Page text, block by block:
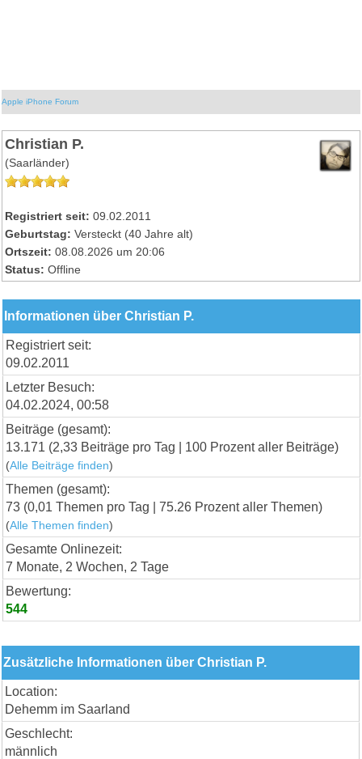
Apple iPhone Forum
Christian P.
(Saarländer)
Registriert seit: 09.02.2011
Geburtstag: Versteckt (40 Jahre alt)
Ortszeit: 08.08.2026 um 20:06
Status: Offline
Informationen über Christian P.
Registriert seit:
09.02.2011
Letzter Besuch:
04.02.2024, 00:58
Beiträge (gesamt):
13.171 (2,33 Beiträge pro Tag | 100 Prozent aller Beiträge)
(Alle Beiträge finden)
Themen (gesamt):
73 (0,01 Themen pro Tag | 75.26 Prozent aller Themen)
(Alle Themen finden)
Gesamte Onlinezeit:
7 Monate, 2 Wochen, 2 Tage
Bewertung:
544
Zusätzliche Informationen über Christian P.
Location:
Dehemm im Saarland
Geschlecht:
männlich